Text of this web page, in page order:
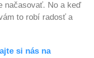
načasovať. No a keď
to robí radosť a
si nás na